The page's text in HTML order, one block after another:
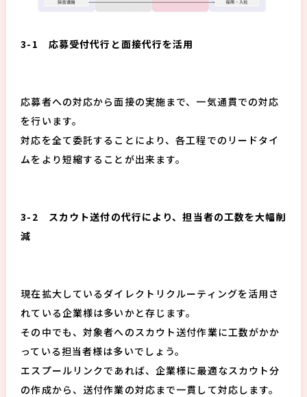
3-1 応募受付代行と面接代行を活用
応募者への対応から面接の実施まで、一気通貫での対応
を行います。
対応を全て委託することにより、各工程でのリードタイ
ムをより短縮することが出来ます。
3-2 スカウト送付の代行により、担当者の工数を大幅削
減
現在拡大しているダイレクトリクルーティングを活用さ
れている企業様は多いかと存じます。
その中でも、対象者へのスカウト送付作業に工数がかか
っている担当者様は多いでしょう。
エスプールリンクであれば、企業様に最適なスカウト分
の作成から、送付作業の対応まで一貫して対応します。